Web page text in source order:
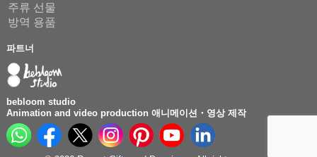
주류 선물
방역 용품
파트너
bebloom studio
Animation and video production 애니메이션・영상 제작